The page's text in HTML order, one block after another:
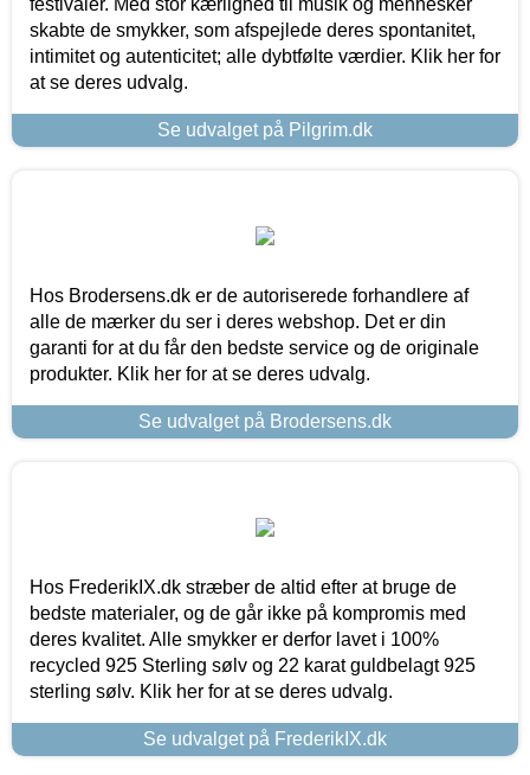
skabte de smykker, som afspejlede deres spontanitet,
intimitet og autenticitet; alle dybtfølte værdier. Klik her for
at se deres udvalg.
Se udvalget på Pilgrim.dk
Hos Brodersens.dk er de autoriserede forhandlere af
alle de mærker du ser i deres webshop. Det er din
garanti for at du får den bedste service og de originale
produkter. Klik her for at se deres udvalg.
Se udvalget på Brodersens.dk
Hos FrederikIX.dk stræber de altid efter at bruge de
bedste materialer, og de går ikke på kompromis med
deres kvalitet. Alle smykker er derfor lavet i 100%
recycled 925 Sterling sølv og 22 karat guldbelagt 925
sterling sølv. Klik her for at se deres udvalg.
Se udvalget på FrederikIX.dk